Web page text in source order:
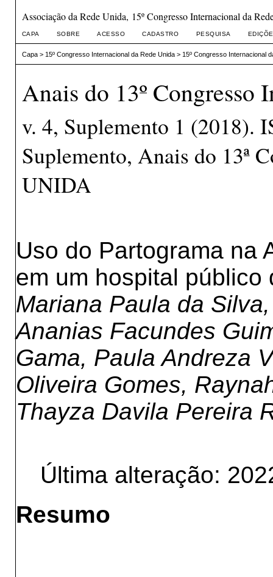
Associação da Rede Unida, 15º Congresso Internacional da
CAPA SOBRE ACESSO CADASTRO PESQUISA
Capa> 15º Congresso Internacional da Rede Unida> 15º Congresso Internacional
Anais do 13º Congresso
v. 4, Suplemento 1 (2018).
Suplemento, Anais do 13ª
UNIDA
Uso do Partograma na
em um hospital público
Mariana Paula da
Ananias Facundes
Gama, Paula Andreza
Oliveira Gomes,
Thayza Davila Pereira
Última alteração:
Resumo